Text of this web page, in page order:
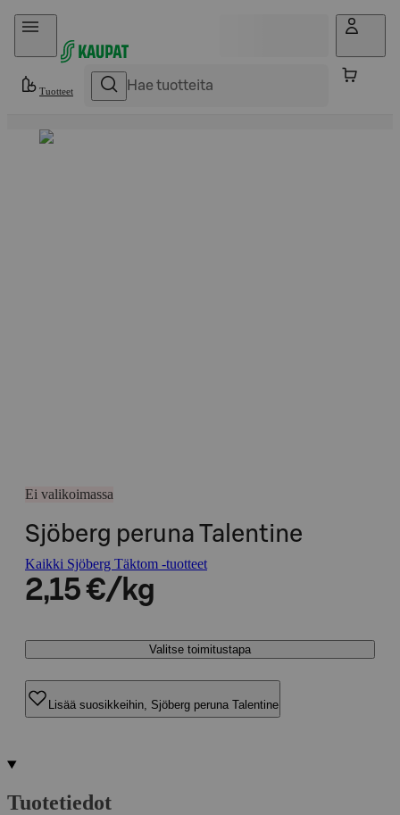
Hyppää sisältöön
Tuotteet
Ei valikoimassa
Sjöberg peruna Talentine
Kaikki Sjöberg Täktom -tuotteet
2,15 €/kg
Valitse toimitustapa
Lisää suosikkeihin, Sjöberg peruna Talentine
Tuotetiedot